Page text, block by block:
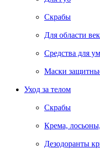
Скрабы
Для области
Средства для
Маски
Уход за телом
Скрабы
Крема,
Дезодоранты